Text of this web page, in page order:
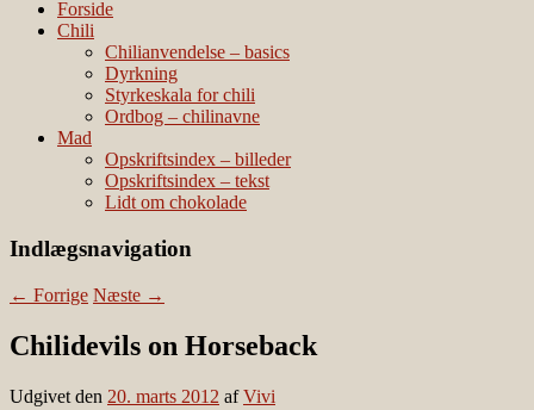
Forside
Chili
Chilianvendelse – basics
Dyrkning
Styrkeskala for chili
Ordbog – chilinavne
Mad
Opskriftsindex – billeder
Opskriftsindex – tekst
Lidt om chokolade
Indlægsnavigation
← Forrige Næste →
Chilidevils on Horseback
Udgivet den 20. marts 2012 afVivi